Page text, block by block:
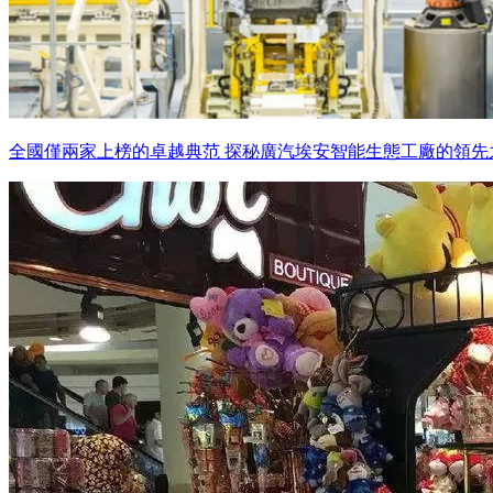
全國僅兩家上榜的卓越典范 探秘廣汽埃安智能生態工廠的領先